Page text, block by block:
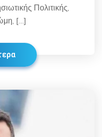
Πολιτικής,
[…]